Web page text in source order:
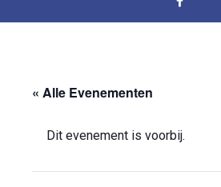
« Alle Evenementen
Dit evenement is voorbij.